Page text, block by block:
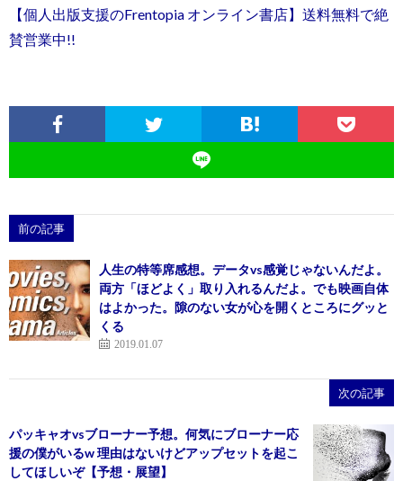
【個人出版支援のFrentopia オンライン書店】送料無料で絶
賛営業中!!
前の記事
人生の特等席感想。データvs感覚じゃないんだよ。
両方「ほどよく」取り入れるんだよ。でも映画自体
はよかった。隙のない女が心を開くところにグッと
くる
2019.01.07
次の記事
パッキャオvsブローナー予想。何気にブローナー応
援の僕がいるw 理由はないけどアップセットを起こ
してほしいぞ【予想・展望】